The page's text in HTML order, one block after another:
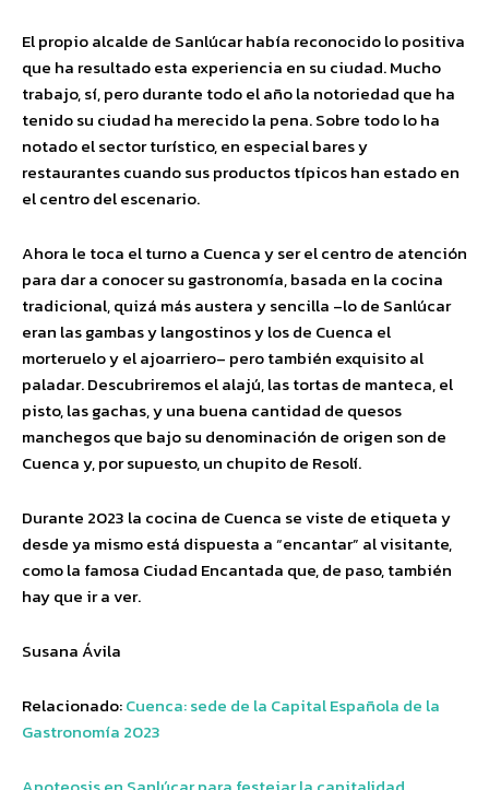
El propio alcalde de Sanlúcar había reconocido lo positiva
que ha resultado esta experiencia en su ciudad. Mucho
trabajo, sí, pero durante todo el año la notoriedad que ha
tenido su ciudad ha merecido la pena. Sobre todo lo ha
notado el sector turístico, en especial bares y
restaurantes cuando sus productos típicos han estado en
el centro del escenario.
Ahora le toca el turno a Cuenca y ser el centro de atención
para dar a conocer su gastronomía, basada en la cocina
tradicional, quizá más austera y sencilla –lo de Sanlúcar
eran las gambas y langostinos y los de Cuenca el
morteruelo y el ajoarriero– pero también exquisito al
paladar. Descubriremos el alajú, las tortas de manteca, el
pisto, las gachas, y una buena cantidad de quesos
manchegos que bajo su denominación de origen son de
Cuenca y, por supuesto, un chupito de Resolí.
Durante 2023 la cocina de Cuenca se viste de etiqueta y
desde ya mismo está dispuesta a “encantar” al visitante,
como la famosa Ciudad Encantada que, de paso, también
hay que ir a ver.
Susana Ávila
Relacionado:Cuenca: sede de la Capital Española de la
Gastronomía 2023